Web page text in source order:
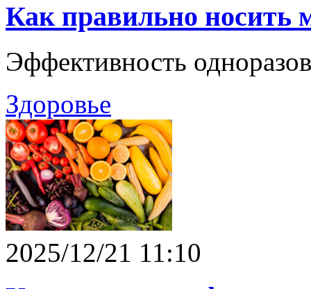
Как правильно носить
Эффективность
Здоровье
2025/12/21 11:10